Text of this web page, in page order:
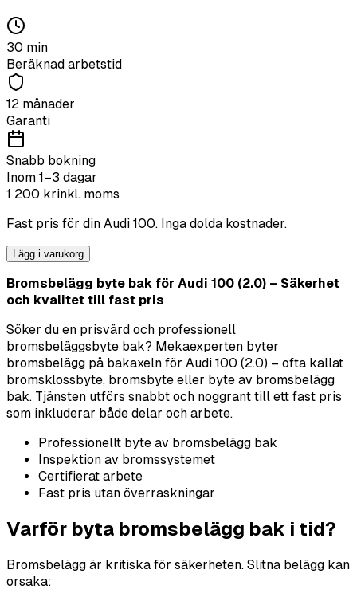
30 min
Beräknad arbetstid
12 månader
Garanti
Snabb bokning
Inom 1–3 dagar
1 200 krinkl. moms
Fast pris för din Audi 100. Inga dolda kostnader.
Lägg i varukorg
Bromsbelägg byte bak för Audi 100 (2.0) – Säkerhet
och kvalitet till fast pris
Söker du en prisvärd och professionell
bromsbeläggsbyte bak? Mekaexperten byter
bromsbelägg på bakaxeln för Audi 100 (2.0) – ofta kallat
bromsklossbyte, bromsbyte eller byte av bromsbelägg
bak. Tjänsten utförs snabbt och noggrant till ett fast pris
som inkluderar både delar och arbete.
Professionellt byte av bromsbelägg bak
Inspektion av bromssystemet
Certifierat arbete
Fast pris utan överraskningar
Varför byta bromsbelägg bak i tid?
Bromsbelägg är kritiska för säkerheten. Slitna belägg kan
orsaka: